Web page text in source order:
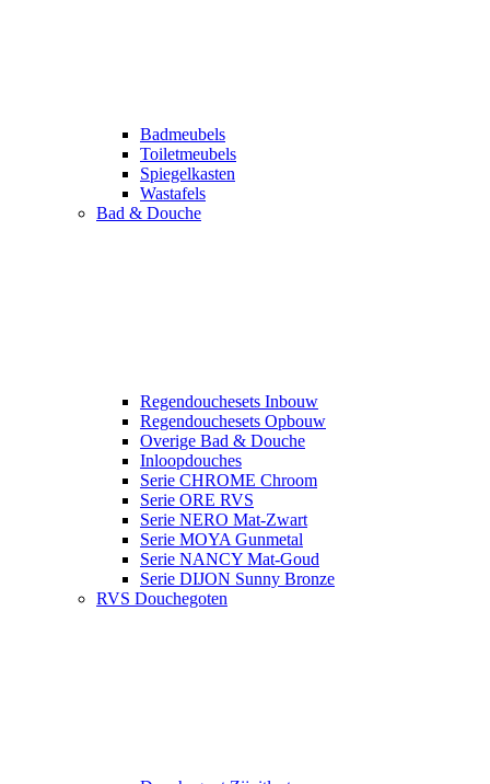
Badmeubels
Toiletmeubels
Spiegelkasten
Wastafels
Bad & Douche
Regendouchesets Inbouw
Regendouchesets Opbouw
Overige Bad & Douche
Inloopdouches
Serie CHROME Chroom
Serie ORE RVS
Serie NERO Mat-Zwart
Serie MOYA Gunmetal
Serie NANCY Mat-Goud
Serie DIJON Sunny Bronze
RVS Douchegoten